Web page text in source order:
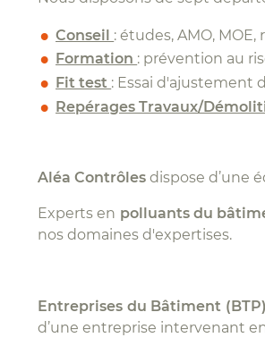
Conseil : études, AMO,
Formation : prévention au
Fit test : Essai d'ajustement
Repérages Travaux/
Aléa Contrôles dispose d’une
Experts en polluants du
nos domaines d'expertises.
Entreprises du Bâtiment
d’une entreprise intervenant